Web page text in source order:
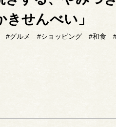
きせんべい」
#グルメ #ショッピング #和食